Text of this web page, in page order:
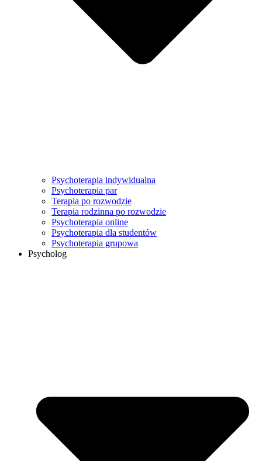
Psychoterapia indywidualna
Psychoterapia par
Terapia po rozwodzie
Terapia rodzinna po rozwodzie
Psychoterapia online
Psychoterapia dla studentów
Psychoterapia grupowa
Psycholog